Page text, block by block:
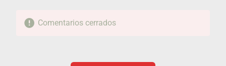
Comentarios cerrados